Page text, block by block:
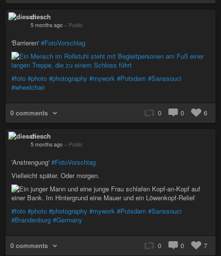
diesch
5 months ago – Public
'Barrieren' #FotoVorschlag
#foto #photo #photography #mywork #Potsdam #Sanssouci
#wheelchair
0 comments 0 0 6
diesch
5 months ago – Public
'Anstrengung' #FotoVorschlag
Vielleicht später. Oder morgen.
#foto #photo #photography #mywork #Potsdam #Sanssouci
#Brandenburg #Germany
0 comments 0 0 7